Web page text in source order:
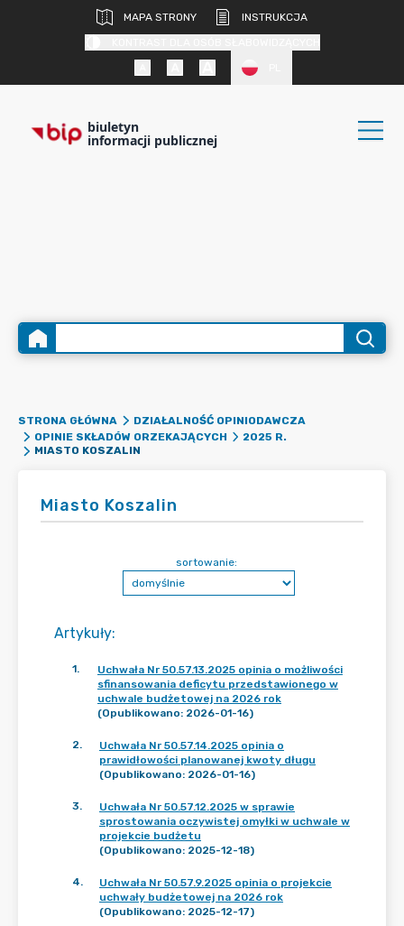
MAPA STRONY
INSTRUKCJA
biuletyn
informacji publicznej
STRONA GŁÓWNA
DZIAŁALNOŚĆ OPINIODAWCZA
OPINIE SKŁADÓW ORZEKAJĄCYCH
2025 R.
MIASTO KOSZALIN
Miasto Koszalin
Artykuły:
sortowanie:
1.
Uchwała Nr 50.57.13.2025 opinia o możliwości
sfinansowania deficytu przedstawionego w
uchwale budżetowej na 2026 rok
(Opublikowano: 2026-01-16)
2.
Uchwała Nr 50.57.14.2025 opinia o
prawidłowości planowanej kwoty długu
(Opublikowano: 2026-01-16)
3.
Uchwała Nr 50.57.12.2025 w sprawie
sprostowania oczywistej omyłki w uchwale w
projekcie budżetu
(Opublikowano: 2025-12-18)
4.
Uchwała Nr 50.57.9.2025 opinia o projekcie
uchwały budżetowej na 2026 rok
(Opublikowano: 2025-12-17)